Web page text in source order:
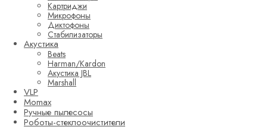
Картриджи
Микрофоны
Диктофоны
Стабилизаторы
Акустика
Beats
Harman/Kardon
Акустика JBL
Marshall
VLP
Momax
Ручные пылесосы
Роботы-стеклоочистители